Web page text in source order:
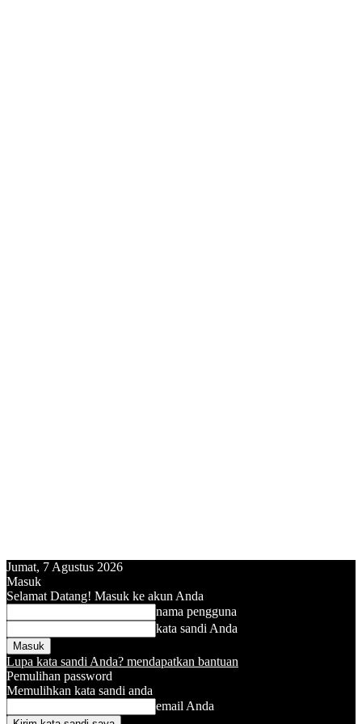
Jumat, 7 Agustus 2026
Masuk
Selamat Datang! Masuk ke akun Anda
nama pengguna
kata sandi Anda
Lupa kata sandi Anda? mendapatkan bantuan
Pemulihan password
Memulihkan kata sandi anda
email Anda